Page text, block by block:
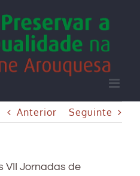
Anterior Seguinte
VII Jornadas de